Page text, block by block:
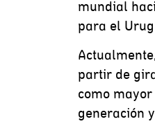
mundial
para el
partir de
como
generación